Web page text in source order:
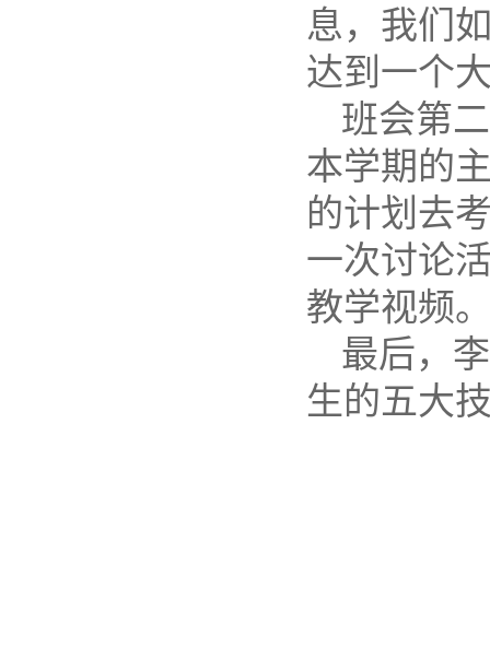
息，我们
达到一个
班会第
本学期的
的计划去
一次讨论
教学视频
最后，
生的五大